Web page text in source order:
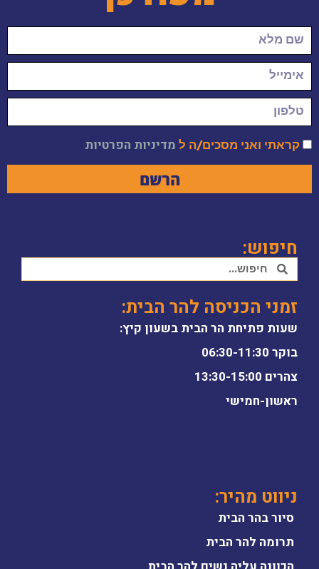
קראתי ואני מסכים/ה ל מדיניות הפרטיות
הרשם
חיפוש:
זמני הכניסה להר הבית:
שעות פתיחת הר הבית בשעון קיץ:
בוקר 06:30-11:30
צהרים 13:30-15:00
ראשון-חמישי
ניווט מהיר:
סיור בהר הבית
תרומה להר הבית